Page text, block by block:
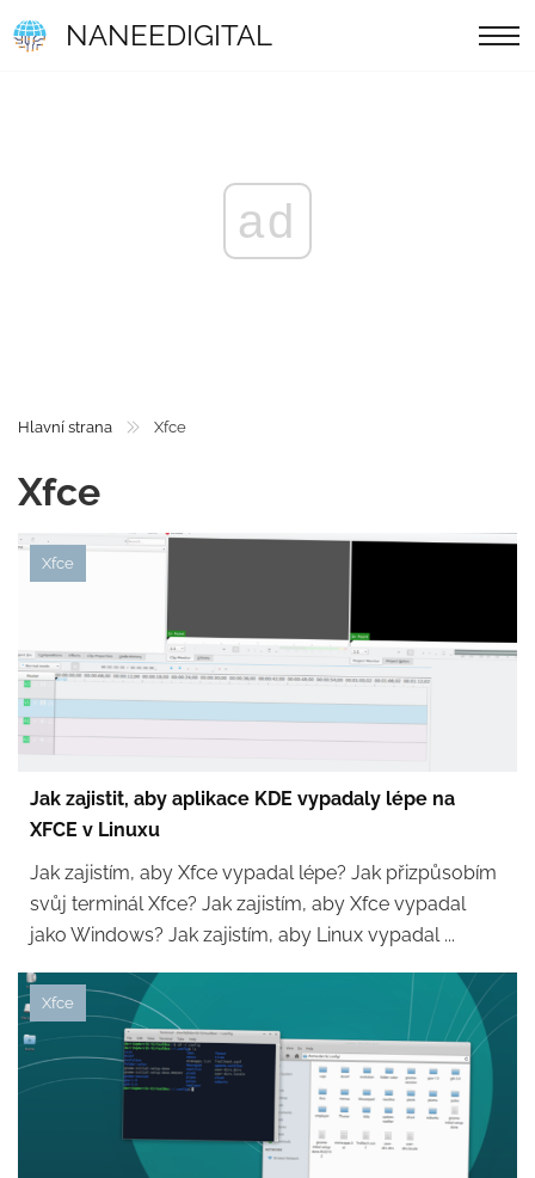
NANEEDIGITAL
ad
Hlavní strana Xfce
Xfce
Xfce
Jak zajistit, aby aplikace KDE vypadaly lépe na
XFCE v Linuxu
Jak zajistím, aby Xfce vypadal lépe? Jak přizpůsobím
svůj terminál Xfce? Jak zajistím, aby Xfce vypadal
jako Windows? Jak zajistím, aby Linux vypadal ...
Xfce